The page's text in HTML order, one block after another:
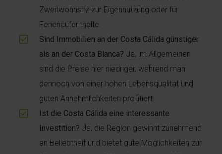
Zweitwohnsitz zur Eigennutzung oder für
Ferienaufenthalte.
Sind Immobilien an der Costa Cálida günstiger
als an der Costa Blanca? Ja, im Allgemeinen
sind die Preise hier niedriger, während man
dennoch von einer hohen Lebensqualität und
guten Annehmlichkeiten profitiert.
Ist die Costa Cálida eine interessante
Investition? Ja, die Region gewinnt zunehmend
an Beliebtheit und bietet gute Möglichkeiten zur